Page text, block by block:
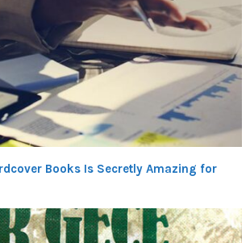
Books Is Secretly Amazing for